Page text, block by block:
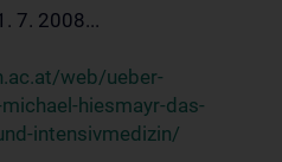
7. 2008...
web/ueber-
hiesmayr-das-
intensivmedizin/